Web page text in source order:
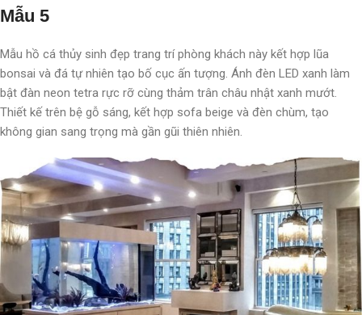
Mẫu 5
Mẫu hồ cá thủy sinh đẹp trang trí phòng khách này kết hợp lũa
bonsai và đá tự nhiên tạo bố cục ấn tượng. Ánh đèn LED xanh làm
bật đàn neon tetra rực rỡ cùng thảm trân châu nhật xanh mướt.
Thiết kế trên bệ gỗ sáng, kết hợp sofa beige và đèn chùm, tạo
không gian sang trọng mà gần gũi thiên nhiên.